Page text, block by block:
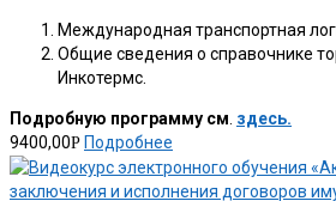
Международная транспортная
Общие сведения о справочнике
Инкотермс.
Подробную программу см здесь.
9400,00Р Подробнее